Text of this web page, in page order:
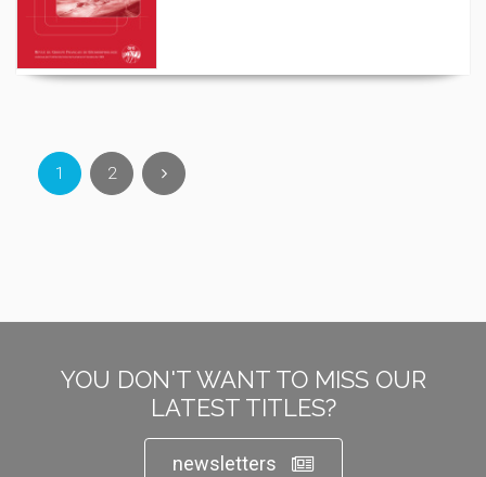
1 2
YOU DON'T WANT TO MISS OUR
LATEST TITLES?
newsletters